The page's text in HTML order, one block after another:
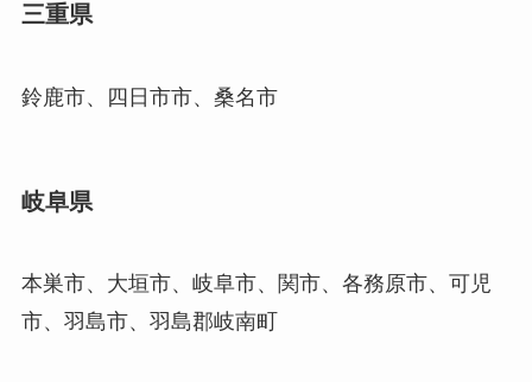
三重県
鈴鹿市、四日市市、桑名市
岐阜県
本巣市、大垣市、岐阜市、関市、各務原市、可児
市、羽島市、羽島郡岐南町